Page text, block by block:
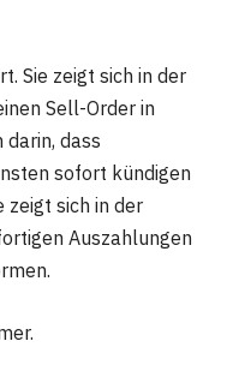
Sie zeigt sich in der
Sell-Order in
darin, dass
sofort kündigen
zeigt sich in der
Auszahlungen